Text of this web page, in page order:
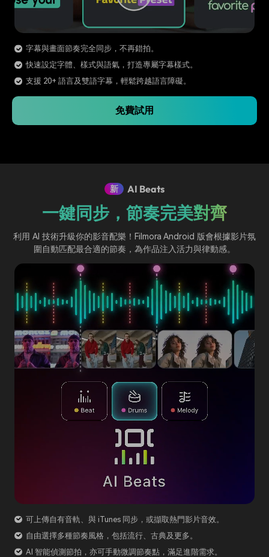
字幕與畫面節奏完全同步，不再錯拍。
快速設定字體、樣式與語氣，打造專屬字幕樣式。
支援 20+ 語言及雙語字幕，輕鬆跨越語言障礙。
免費試用
新 AI Beats
一鍵同步，節奏完美對齊
利用 AI 技術升級你的影音配樂！Filmora Android 版會根據影片氛
圍自動匹配最合適的節奏，為作品注入活力與律動感。
可上傳自有音軌、與 iTunes 同步，或擷取熱門影片音效。
自由選擇多種節奏風格，包括流行、古典及更多。
AI 智能偵測節拍，亦可手動微調節奏點，滿足進階需求。